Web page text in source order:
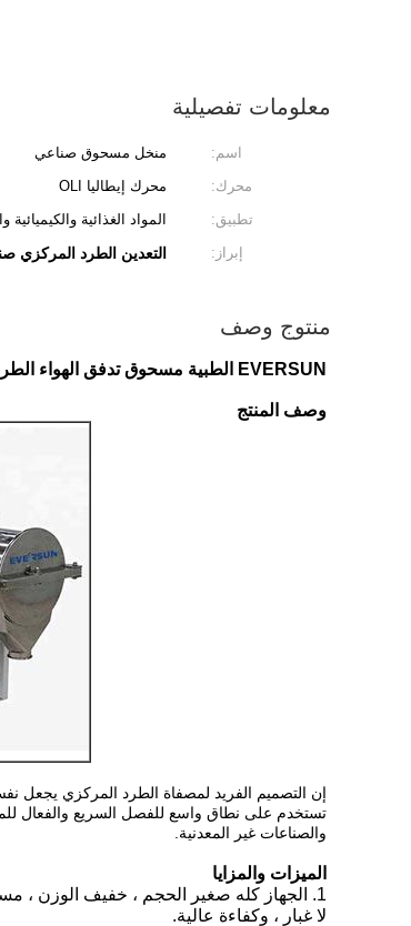
معلومات تفصيلية
اسم: منخل مسحوق صناعي
محرك:
محرك إيطاليا OLI
تطبيق:
المواد الغذائية
إبراز:
التعدين الطرد المركزي
منتوج وصف
EVERSUN الطبية مسحوق تدفق الهواء الطرد المركزي آلة الفرز
وصف المنتج
إن التصميم الفريد لمصفاة الطرد المركزي يجعل نفسها
تستخدم على نطاق واسع للفصل السريع والفعال
والصناعات غير المعدنية.
الميزات والمزايا
1. الجهاز كله صغير الحجم ، خفيف الوزن ، مستقر وخالي من الاهتزاز ، لا ضوضاء ، ضيق الهواء جيد ،
لا غبار ، وكفاءة عالية.